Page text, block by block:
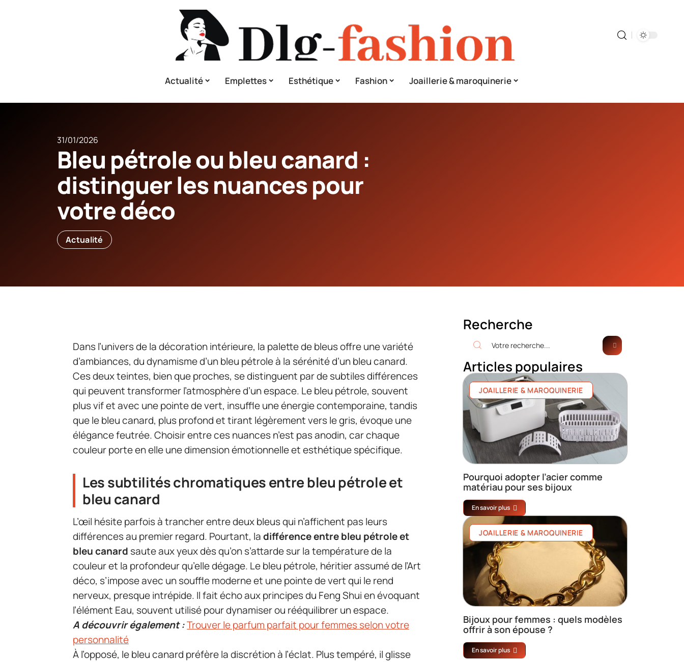
Actualité Emplettes Esthétique Fashion Joaillerie & maroquinerie
31/01/2026
Bleu pétrole ou bleu canard :
distinguer les nuances pour
votre déco
Actualité
Dans l’univers de la décoration intérieure, la palette de bleus offre une variété
d’ambiances, du dynamisme d’un bleu pétrole à la sérénité d’un bleu canard.
Ces deux teintes, bien que proches, se distinguent par de subtiles différences
qui peuvent transformer l’atmosphère d’un espace. Le bleu pétrole, souvent
plus vif et avec une pointe de vert, insuffle une énergie contemporaine, tandis
que le bleu canard, plus profond et tirant légèrement vers le gris, évoque une
élégance feutrée. Choisir entre ces nuances n’est pas anodin, car chaque
couleur porte en elle une dimension émotionnelle et esthétique spécifique.
Les subtilités chromatiques entre bleu pétrole et
bleu canard
L’œil hésite parfois à trancher entre deux bleus qui n’affichent pas leurs
différences au premier regard. Pourtant, ladifférence entre bleu pétrole et
bleu canard saute aux yeux dès qu’on s’attarde sur la température de la
couleur et la profondeur qu’elle dégage. Le bleu pétrole, héritier assumé de l’Art
déco, s’impose avec un souffle moderne et une pointe de vert qui le rend
nerveux, presque intrépide. Il fait écho aux principes du Feng Shui en évoquant
l’élément Eau, souvent utilisé pour dynamiser ou rééquilibrer un espace.
A découvrir également :Trouver le parfum parfait pour femmes selon votre
personnalité
À l’opposé, le bleu canard préfère la discrétion à l’éclat. Plus tempéré, il glisse
Recherche
Articles populaires
JOAILLERIE & MAROQUINERIE
Pourquoi adopter l’acier comme
matériau pour ses bijoux
En savoir plus
JOAILLERIE & MAROQUINERIE
Bijoux pour femmes : quels modèles
offrir à son épouse ?
En savoir plus